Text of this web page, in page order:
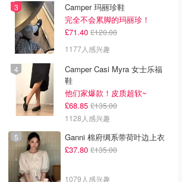
Camper 玛丽珍鞋
完全不会累脚的玛丽珍！
£71.40 £120.00
1177人感兴趣
Camper Casi Myra 女士乐福
鞋
他们家爆款！皮质超软~
£68.85 £135.00
1128人感兴趣
Ganni 棉府绸系带荷叶边上衣
£37.80 £135.00
1079人感兴趣